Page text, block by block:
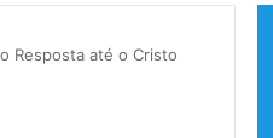
Resposta até o Cristo